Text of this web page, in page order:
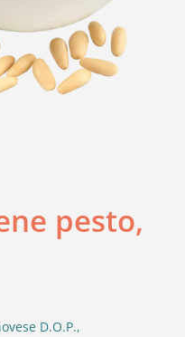
pesto,
D.O.P.,